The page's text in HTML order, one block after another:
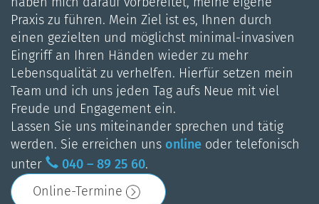
Praxis zu führen. Mein Ziel ist es, Ihnen durch
einen gezielten und möglichst minimal-invasiven
Eingriff an Ihren Händen wieder zu mehr
Lebensqualität zu verhelfen. Hierfür setzen mein
Team und ich uns jeden Tag aufs Neue mit viel
Freude und Engagement ein.
Lassen Sie uns miteinander sprechen und tätig
werden. Sie erreichen uns online oder telefonisch
unter
040 – 89 25 60.
Online-Termine